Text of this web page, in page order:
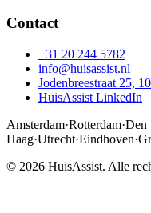
Contact
+31 20 244 5782
info@huisassist.nl
Jodenbreestraat 25,
HuisAssist LinkedIn
Amsterdam·Rotterdam·Den
Haag·Utrecht·Eindhoven·
© 2026 HuisAssist. Alle